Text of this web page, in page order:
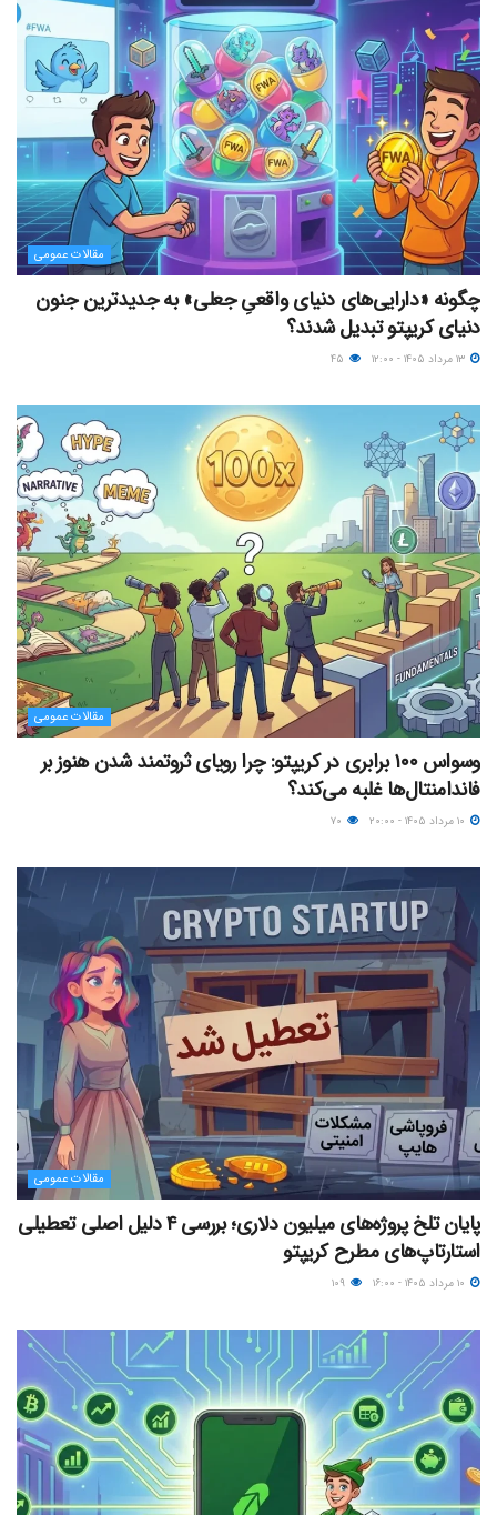
مقالات عمومی
چگونه «دارایی‌های دنیای واقعیِ جعلی» به جدیدترین جنون
دنیای کریپتو تبدیل شدند؟
مقالات عمومی
وسواس ۱۰۰ برابری در کریپتو: چرا رویای ثروتمند شدن هنوز بر
فاندامنتال‌ها غلبه می‌کند؟
مقالات عمومی
پایان تلخ پروژه‌های میلیون دلاری؛ بررسی ۴ دلیل اصلی تعطیلی
استارتاپ‌های مطرح کریپتو